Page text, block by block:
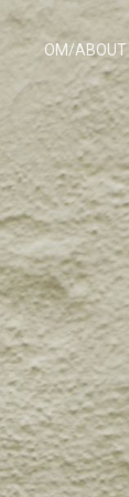
OM/ABOUT